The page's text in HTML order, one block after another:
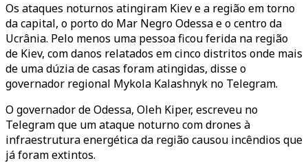
Os ataques noturnos atingiram Kiev e a região em torno
da capital, o porto do Mar Negro Odessa e o centro da
Ucrânia. Pelo menos uma pessoa ficou ferida na região
de Kiev, com danos relatados em cinco distritos onde mais
de uma dúzia de casas foram atingidas, disse o
governador regional Mykola Kalashnyk no Telegram.
O governador de Odessa, Oleh Kiper, escreveu no
Telegram que um ataque noturno com drones à
infraestrutura energética da região causou incêndios que
já foram extintos.